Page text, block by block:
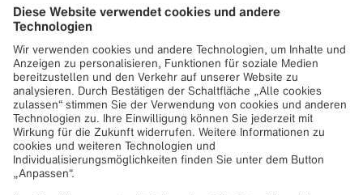
25. September 2015
Die 15. Halbjahrestagung der WFNS steht unmittelbar
bevor. Dieses Jahr wird Brainlab zum ersten Mal den
neuen 3D Stereo Viewer vorstellen. Über ein 3D-Display,
das an einer mobilen Einheit angebracht und mit dem